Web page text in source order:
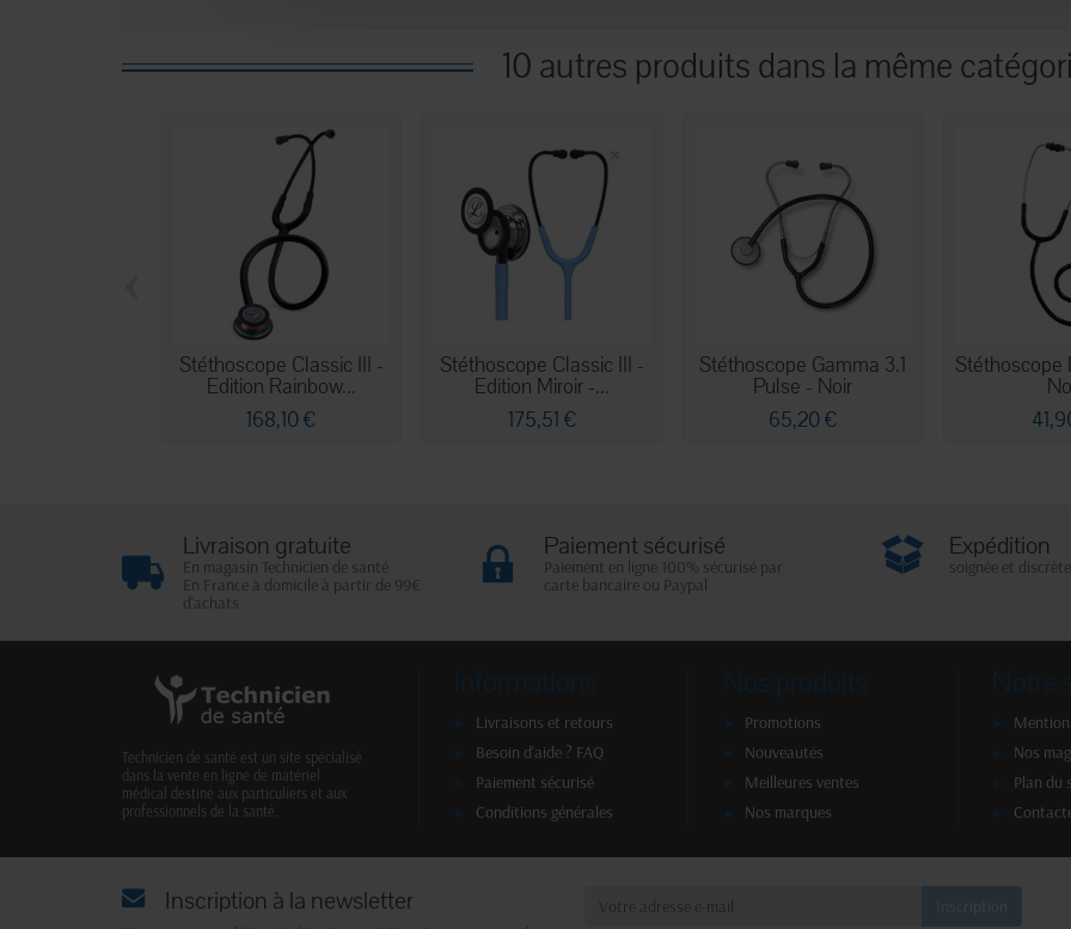
10 autres produits dans la même
Stéthoscope Classic III -
Edition Rainbow...
168,10 €
Stéthoscope Classic III -
Edition Miroir -...
175,51 €
Stéthoscope Gamma 3.1
Pulse - Noir
65,20 €
Stéthoscope
Livraison gratuite
En magasin Technicien de santé
En France à domicile à partir de 99€
d'achats
Paiement sécurisé
Paiement en ligne 100% sécurisé par
carte bancaire ou Paypal
Expédition
soignée et discrète
Technicien de santé est un site spécialisé
dans la vente en ligne de matériel
médical destiné aux particuliers et aux
professionnels de la santé.
Informations
Livraisons et retours
Besoin d'aide ? FAQ
Paiement sécurisé
Conditions générales
Nos produits
Promotions
Nouveautés
Meilleures ventes
Nos marques
Notre
Nos
Plan du
Inscription à la newsletter